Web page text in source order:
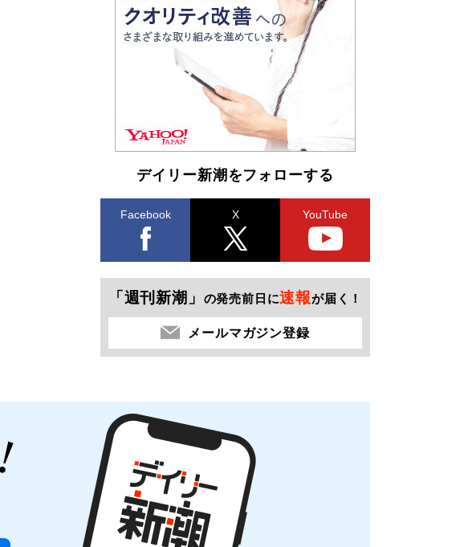
デイリー新潮をフォローする
Facebook X YouTube
「週刊新潮」 の発売前日に速報が届く！
メールマガジン登録